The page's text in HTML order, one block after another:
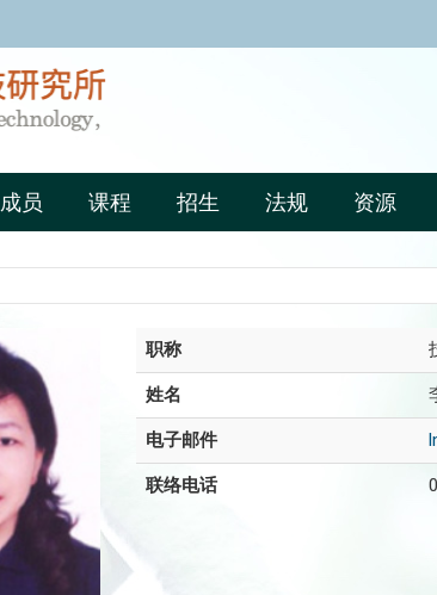
成员 课程 招生 法规 资源
职称
姓名
电子邮件
联络电话